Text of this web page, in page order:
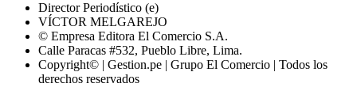
Director Periodístico (e)
VÍCTOR MELGAREJO
© Empresa Editora El Comercio S.A.
Calle Paracas #532, Pueblo Libre, Lima.
Copyright© | Gestion.pe | Grupo El Comercio | Todos los
derechos reservados